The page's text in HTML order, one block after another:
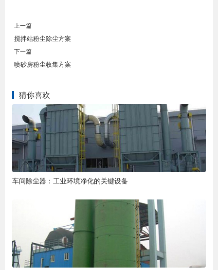
上一篇
搅拌站粉尘除尘方案
下一篇
喷砂房粉尘收集方案
猜你喜欢
车间除尘器：工业环境净化的关键设备